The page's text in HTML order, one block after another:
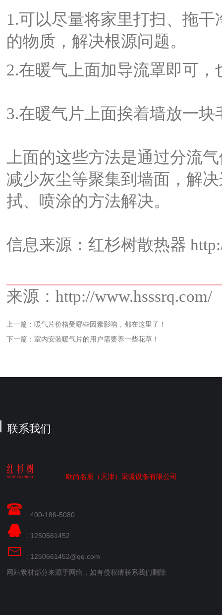
1.可以尽量将家里打扫、拖
的物质，解决根源问题。
2.在暖气上面加导流罩即可
3.在暖气片上面挨着墙放一
上面的这些方法是通过分流
减少灰尘等聚集到墙面，解
拭、喷涂的方法解决。
信息来源： 红杉树散热器
来源：http://
上一篇： 暖气片价格受哪些因素影响，都在这里了！
下一篇： 室内安装暖气片的用户需要养一些花草！
联系我们
欧尚名质（天津）采暖设备有限公司
: 400-186-5080
: 1250561452
: 1250561452@qq.com
网站素材部分来源于网络，如有侵权请联系我们删除